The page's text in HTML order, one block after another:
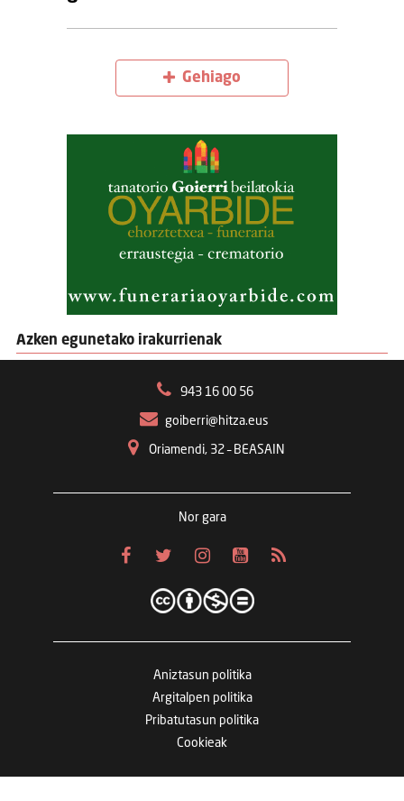
Gehiago
Azken egunetako irakurrienak
943 16 00 56
goiberri@hitza.eus
Oriamendi, 32 – BEASAIN
Nor gara
Aniztasun politika
Argitalpen politika
Pribatutasun politika
Cookieak